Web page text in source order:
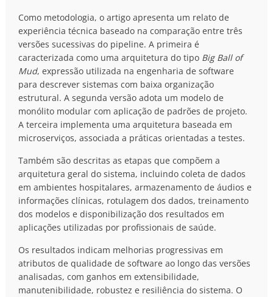
Como metodologia, o artigo apresenta um relato de
experiência técnica baseado na comparação entre três
versões sucessivas do pipeline. A primeira é
caracterizada como uma arquitetura do tipo Big Ball of
Mud, expressão utilizada na engenharia de software
para descrever sistemas com baixa organização
estrutural. A segunda versão adota um modelo de
monólito modular com aplicação de padrões de projeto.
A terceira implementa uma arquitetura baseada em
microserviços, associada a práticas orientadas a testes.
Também são descritas as etapas que compõem a
arquitetura geral do sistema, incluindo coleta de dados
em ambientes hospitalares, armazenamento de áudios e
informações clínicas, rotulagem dos dados, treinamento
dos modelos e disponibilização dos resultados em
aplicações utilizadas por profissionais de saúde.
Os resultados indicam melhorias progressivas em
atributos de qualidade de software ao longo das versões
analisadas, com ganhos em extensibilidade,
manutenibilidade, robustez e resiliência do sistema. O